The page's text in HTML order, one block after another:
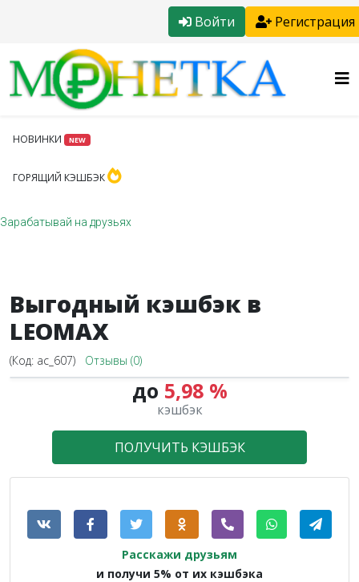
Войти Регистрация
НОВИНКИ NEW
ГОРЯЩИЙ КЭШБЭК
Зарабатывай на друзьях
Выгодный кэшбэк в
LEOMAX
(Код: ac_607) Отзывы (0)
до 5,98 %
кэшбэк
ПОЛУЧИТЬ КЭШБЭК
Расскажи друзьям
и получи 5% от их кэшбэка